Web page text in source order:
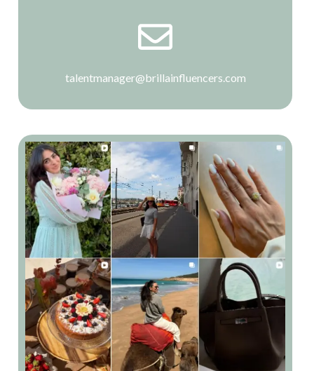
talentmanager@brillainfluencers.com